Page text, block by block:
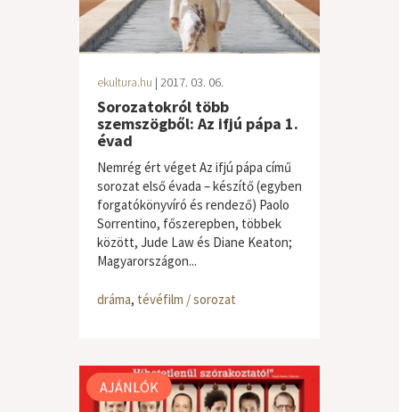
ekultura.hu | 2017. 03. 06.
Sorozatokról több
szemszögből: Az ifjú pápa 1.
évad
Nemrég ért véget Az ifjú pápa című
sorozat első évada – készítő (egyben
forgatókönyvíró és rendező) Paolo
Sorrentino, főszerepben, többek
között, Jude Law és Diane Keaton;
Magyarországon...
dráma, tévéfilm / sorozat
AJÁNLÓK